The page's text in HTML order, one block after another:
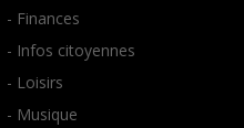
- Finances
- Infos citoyennes
- Loisirs
- Musique